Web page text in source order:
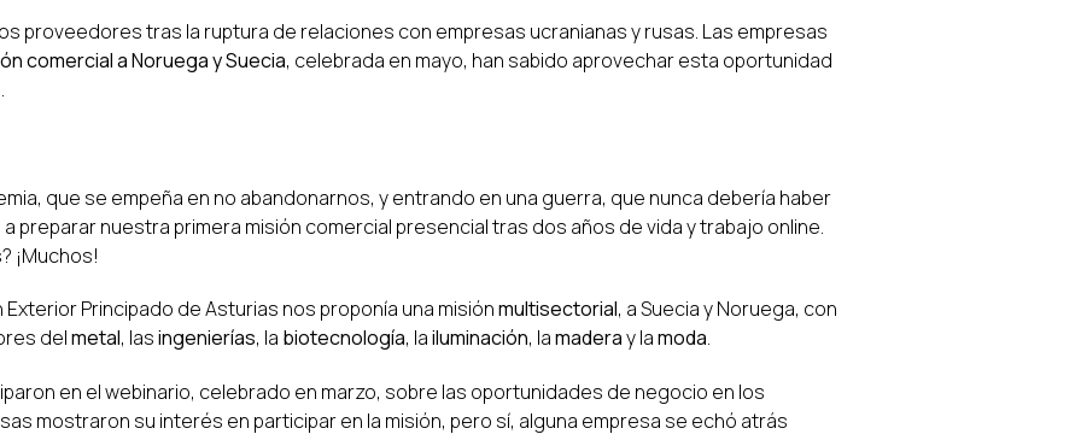
proveedores tras la ruptura de relaciones con empresas ucranianas y rusas. Las empresas
comercial a Noruega y Suecia, celebrada en mayo, han sabido aprovechar esta oportunidad
que se empeña en no abandonarnos, y entrando en una guerra, que nunca debería haber
preparar nuestra primera misión comercial presencial tras dos años de vida y trabajo online.
¡Muchos!
Principado de Asturias nos proponía una misiónmultisectorial, a Suecia y Noruega, con
delmetal, lasingenierías, la biotecnología, lailuminación, lamaderay lamoda.
en el webinario, celebrado en marzo, sobre las oportunidades de negocio en los
mostraron su interés en participar en la misión, pero sí, alguna empresa se echó atrás